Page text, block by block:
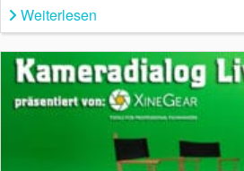
Weiterlesen